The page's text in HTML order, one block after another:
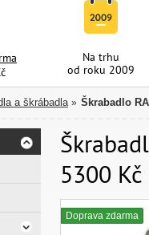
Na trhu
od roku 2009
a škrábadla » Škrabadlo
5300 Kč
Doprava zdarma